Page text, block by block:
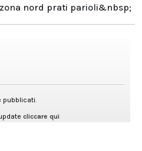
nord prati parioli&nbsp;